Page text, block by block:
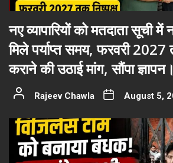
नए व्यापारियों को मतदाता सूची
मिले पर्याप्त समय, फरवरी 2027
कराने की उठाई मांग, सौंपा ज्ञापन।
Rajeev Chawla August 5,